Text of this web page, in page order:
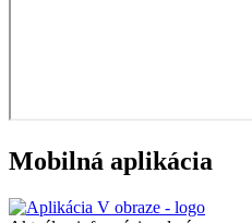
Mobilná aplikácia